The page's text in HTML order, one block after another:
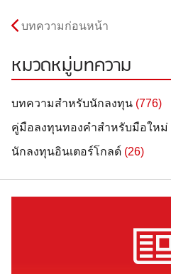
บทความก่อนหน้า
หมวดหมู่บทความ
บทความสำหรับนักลงทุน (776)
คู่มือลงทุนทองคำสำหรับมือใหม่
นักลงทุนอินเตอร์โกลด์ (26)